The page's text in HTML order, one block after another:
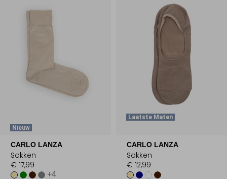
Nieuw
CARLO LANZA
Sokken
€ 17,99
+4
Laatste Maten
CARLO LANZA
Sokken
€ 12,99